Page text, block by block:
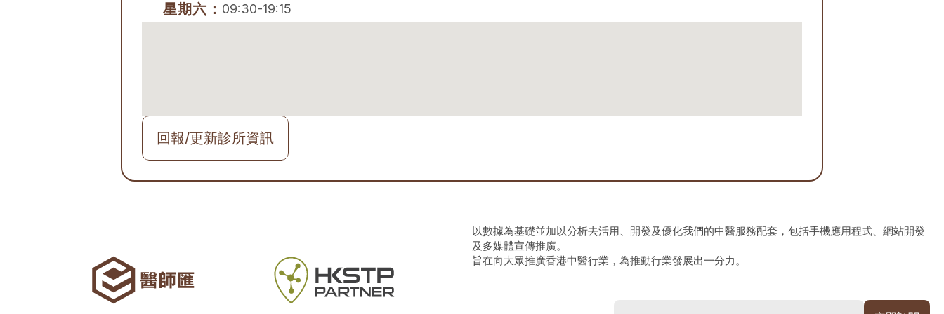
星期六： 09:30-19:15
回報/更新診所資訊
以數據為基礎並加以分析去活用、開發及優化我們的中醫服務配套，包括手機應用程式、網站開發
及多媒體宣傳推廣。
旨在向大眾推廣香港中醫行業，為推動行業發展出一分力。